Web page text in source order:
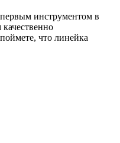
первым инструментом в
что линейка